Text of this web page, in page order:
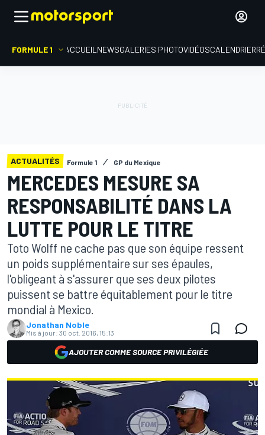
FORMULE 1 ACCUEIL NEWSGALERIES PHOTOVIDÉOSCALENDRIER
ACTUALITÉS Formule 1 GP du Mexique
MERCEDES MESURE SA
RESPONSABILITÉ DANS LA
LUTTE POUR LE TITRE
Toto Wolff ne cache pas que son équipe ressent
un poids supplémentaire sur ses épaules,
l'obligeant à s'assurer que ses deux pilotes
puissent se battre équitablement pour le titre
mondial à Mexico.
Jonathan Noble
Mis à jour: 30 oct. 2016, 15:13
AJOUTER COMME SOURCE PRIVILÉGIÉE